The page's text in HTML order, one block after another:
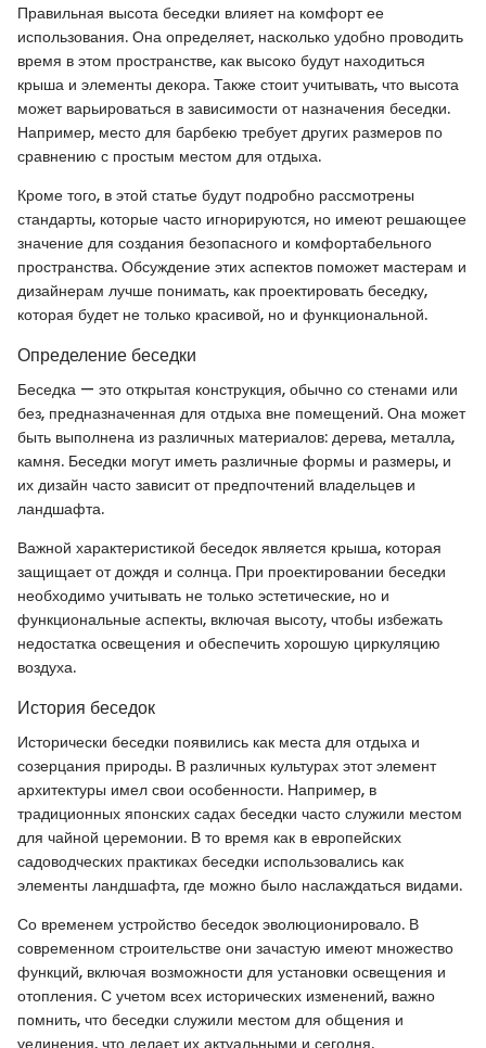
Правильная высота беседки влияет на комфорт ее
использования. Она определяет, насколько удобно проводить
время в этом пространстве, как высоко будут находиться
крыша и элементы декора. Также стоит учитывать, что высота
может варьироваться в зависимости от назначения беседки.
Например, место для барбекю требует других размеров по
сравнению с простым местом для отдыха.
Кроме того, в этой статье будут подробно рассмотрены
стандарты, которые часто игнорируются, но имеют решающее
значение для создания безопасного и комфортабельного
пространства. Обсуждение этих аспектов поможет мастерам и
дизайнерам лучше понимать, как проектировать беседку,
которая будет не только красивой, но и функциональной.
Определение беседки
Беседка — это открытая конструкция, обычно со стенами или
без, предназначенная для отдыха вне помещений. Она может
быть выполнена из различных материалов: дерева, металла,
камня. Беседки могут иметь различные формы и размеры, и
их дизайн часто зависит от предпочтений владельцев и
ландшафта.
Важной характеристикой беседок является крыша, которая
защищает от дождя и солнца. При проектировании беседки
необходимо учитывать не только эстетические, но и
функциональные аспекты, включая высоту, чтобы избежать
недостатка освещения и обеспечить хорошую циркуляцию
воздуха.
История беседок
Исторически беседки появились как места для отдыха и
созерцания природы. В различных культурах этот элемент
архитектуры имел свои особенности. Например, в
традиционных японских садах беседки часто служили местом
для чайной церемонии. В то время как в европейских
садоводческих практиках беседки использовались как
элементы ландшафта, где можно было наслаждаться видами.
Со временем устройство беседок эволюционировало. В
современном строительстве они зачастую имеют множество
функций, включая возможности для установки освещения и
отопления. С учетом всех исторических изменений, важно
помнить, что беседки служили местом для общения и